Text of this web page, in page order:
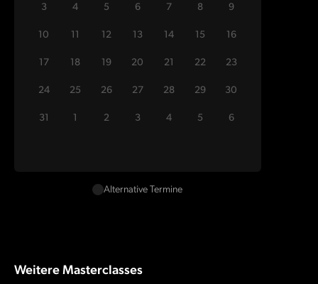
3 4 5 6 7 8 9
10 11 12 13 14 15 16
17 18 19 20 21 22 23
24 25 26 27 28 29 30
31 1 2 3 4 5 6
Alternative Termine
Weitere Masterclasses